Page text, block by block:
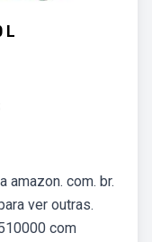
L
amazon. com. br.
ver outras.
com